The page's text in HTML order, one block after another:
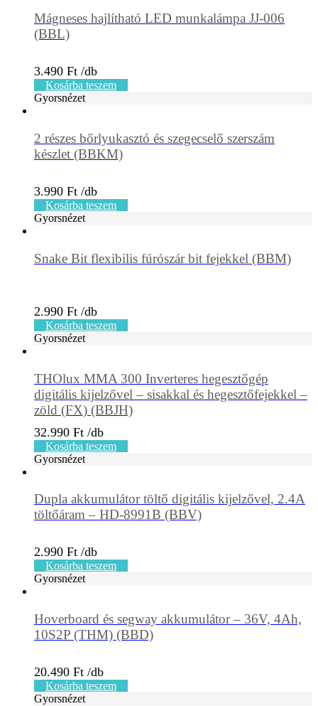
Mágneses hajlítható LED munkalámpa JJ-006
(BBL)
3.490 Ft
Kosárba teszem
Gyorsnézet
2 részes bőrlyukasztó és szegecselő szerszám
készlet (BBKM)
3.990 Ft
Kosárba teszem
Gyorsnézet
Snake Bit flexibilis fúrószár bit fejekkel (BBM)
2.990 Ft
Kosárba teszem
Gyorsnézet
THOlux MMA 300 Inverteres hegesztőgép
digitális kijelzővel – sisakkal és hegesztőfejekkel –
zöld (FX) (BBJH)
32.990 Ft
Kosárba teszem
Gyorsnézet
Dupla akkumulátor töltő digitális kijelzővel, 2.4A
töltőáram – HD-8991B (BBV)
2.990 Ft
Kosárba teszem
Gyorsnézet
Hoverboard és segway akkumulátor – 36V, 4Ah,
10S2P (THM) (BBD)
20.490 Ft
Kosárba teszem
Gyorsnézet